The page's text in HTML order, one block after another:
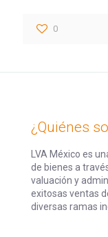
0
¿Quiénes
LVA México es
de bienes a
valuación y
exitosas ventas
diversas ramas